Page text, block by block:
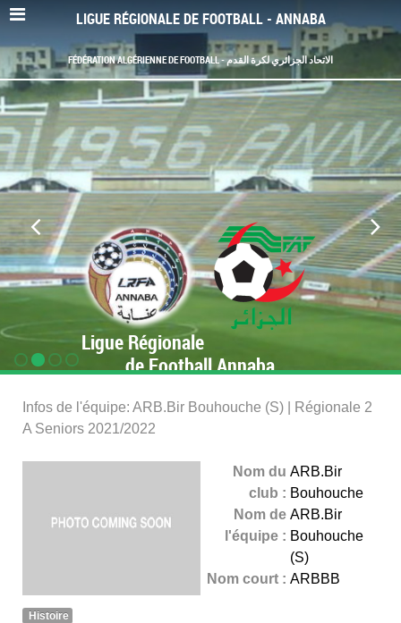
LIGUE RÉGIONALE DE FOOTBALL - ANNABA
FÉDÉRATION ALGÉRIENNE DE FOOTBALL - الاتحاد الجزائري لكرة القدم
Ligue Régionale
de Football Annaba
Infos de l'équipe: ARB.Bir Bouhouche (S) | Régionale 2
A Seniors 2021/2022
Nom du
club :
ARB.Bir
Bouhouche
Nom de
l'équipe :
ARB.Bir
Bouhouche
(S)
Nom court : ARBBB
Histoire